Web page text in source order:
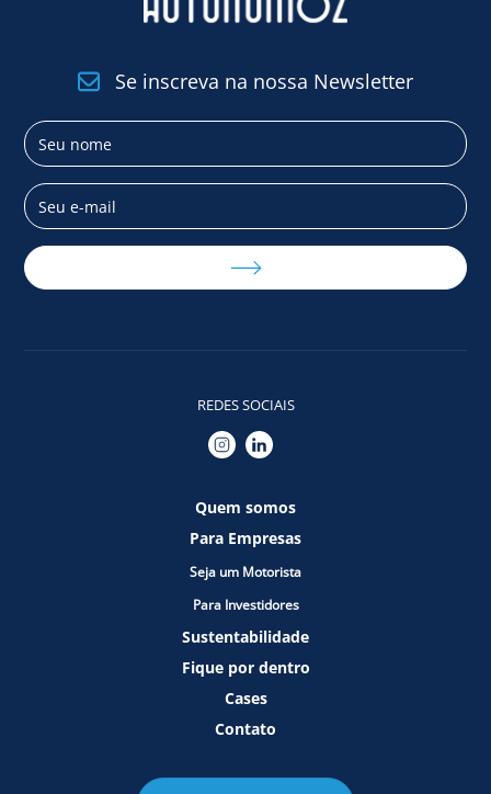
Se inscreva na nossa Newsletter
REDES SOCIAIS
Quem somos
Para Empresas
Seja um Motorista
Para Investidores
Sustentabilidade
Fique por dentro
Cases
Contato